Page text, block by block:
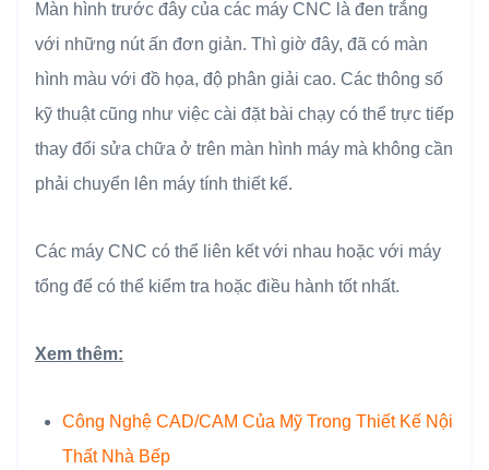
Màn hình trước đây của các máy CNC là đen trắng
với những nút ấn đơn giản. Thì giờ đây, đã có màn
hình màu với đồ họa, độ phân giải cao. Các thông số
kỹ thuật cũng như việc cài đặt bài chạy có thể trực tiếp
thay đổi sửa chữa ở trên màn hình máy mà không cần
phải chuyển lên máy tính thiết kế.
Các máy CNC có thể liên kết với nhau hoặc với máy
tổng để có thể kiểm tra hoặc điều hành tốt nhất.
Xem thêm:
Công Nghệ CAD/CAM Của Mỹ Trong Thiết Kế Nội
Thất Nhà Bếp